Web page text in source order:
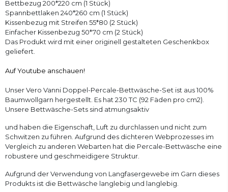
Bettbezug 200*220 cm (1 Stück)
Spannbettlaken 240*260 cm (1 Stück)
Kissenbezug mit Streifen 55*80 (2 Stück)
Einfacher Kissenbezug 50*70 cm (2 Stück)
Das Produkt wird mit einer originell gestalteten Geschenkbox
geliefert.
Auf Youtube anschauen!
Unser Vero Vanni Doppel-Percale-Bettwäsche-Set ist aus 100%
Baumwollgarn hergestellt. Es hat 230 TC (92 Fäden pro cm2).
Unsere Bettwäsche-Sets sind atmungsaktiv
und haben die Eigenschaft, Luft zu durchlassen und nicht zum
Schwitzen zu führen. Aufgrund des dichteren Webprozesses im
Vergleich zu anderen Webarten hat die Percale-Bettwäsche eine
robustere und geschmeidigere Struktur.
Aufgrund der Verwendung von Langfasergewebe im Garn dieses
Produkts ist die Bettwäsche langlebig und langlebig.